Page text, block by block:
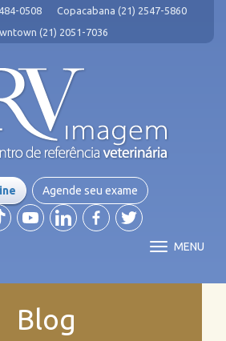
0508
Copacabana (21) 2547-5860
(21) 2051-7036
Agende seu exame
MENU
Blog